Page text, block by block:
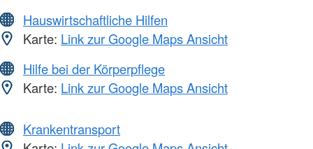
Hauswirtschaftliche Hilfen
Karte: Link zur Google Maps Ansicht
Hilfe bei der Körperpflege
Karte: Link zur Google Maps Ansicht
Krankentransport